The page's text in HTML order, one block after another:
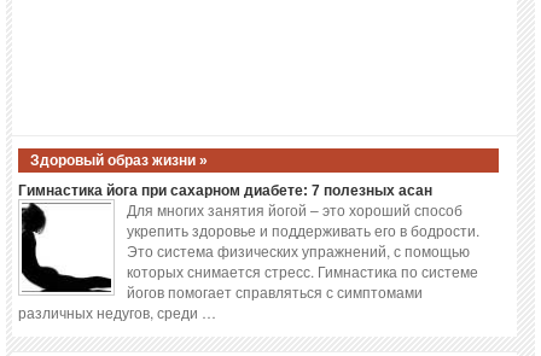
Здоровый образ жизни »
Гимнастика йога при сахарном диабете: 7 полезных асан
Для многих занятия йогой – это хороший способ
укрепить здоровье и поддерживать его в бодрости.
Это система физических упражнений, с помощью
которых снимается стресс. Гимнастика по системе
йогов помогает справляться с симптомами
различных недугов, среди …